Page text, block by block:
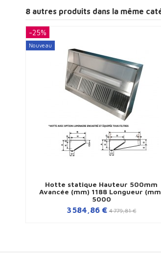
8 autres produits dans la même
-25%
Nouveau
Hotte statique Hauteur 500mm
Avancée (mm) 1188 Longueur
5000
3 584,86 € 4 779,81 €